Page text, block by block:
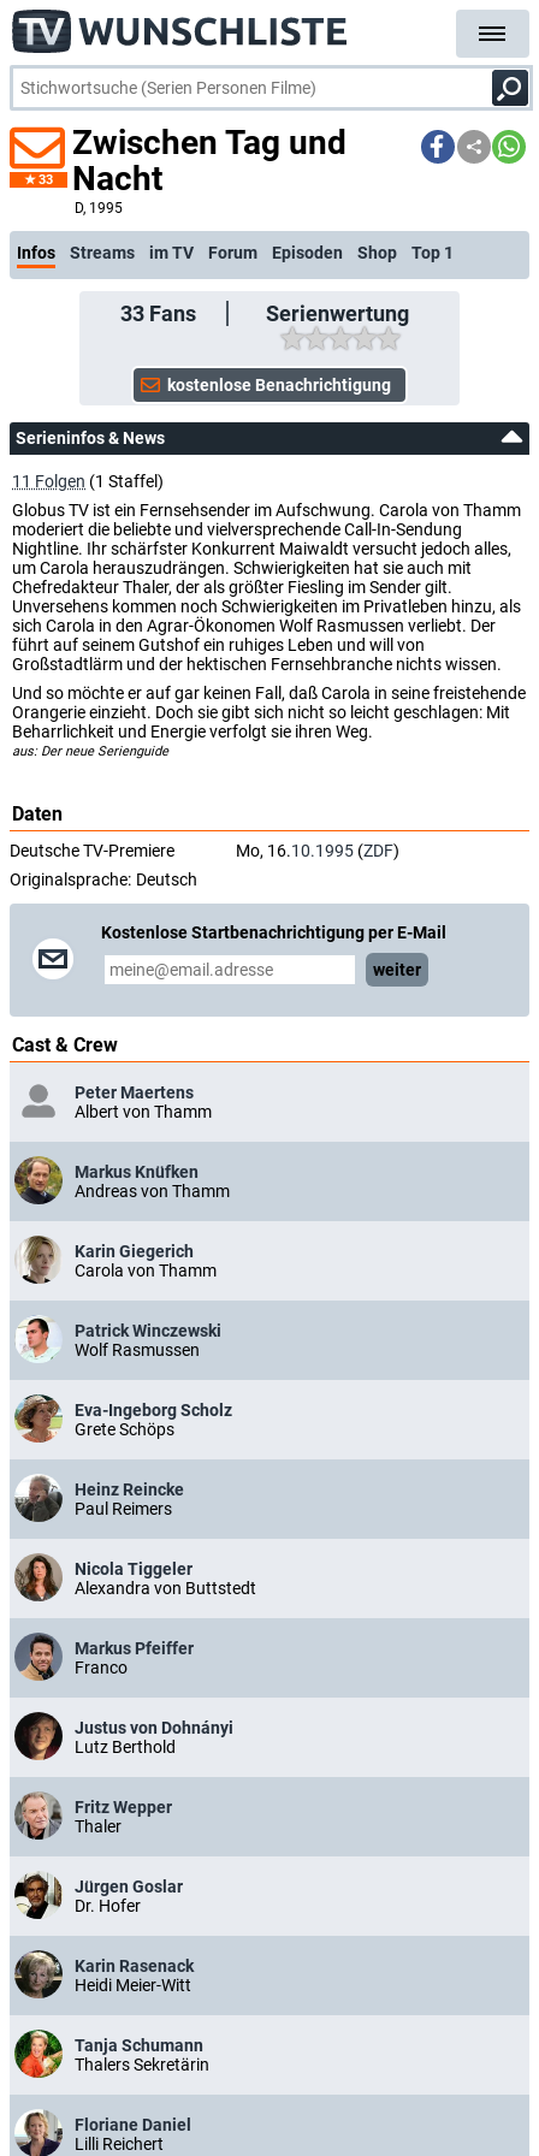
33
Zwischen Tag und
Nacht
D, 1995
kostenlose E-Mai
Infos Streams im TV Forum Episoden Shop Top 1
33Fans Serienwertung
Serieninfos & News
11 Folgen (1 Staffel)
Globus TV ist ein Fernsehsender im Aufschwung. Carola von Thamm
moderiert die beliebte und vielversprechende Call-In-Sendung
Nightline. Ihr schärfster Konkurrent Maiwaldt versucht jedoch alles,
um Carola herauszudrängen. Schwierigkeiten hat sie auch mit
Chefredakteur Thaler, der als größter Fiesling im Sender gilt.
Unversehens kommen noch Schwierigkeiten im Privatleben hinzu, als
sich Carola in den Agrar-Ökonomen Wolf Rasmussen verliebt. Der
führt auf seinem Gutshof ein ruhiges Leben und will von
Großstadtlärm und der hektischen Fernsehbranche nichts wissen.
Und so möchte er auf gar keinen Fall, daß Carola in seine freistehende
Orangerie einzieht. Doch sie gibt sich nicht so leicht geschlagen: Mit
Beharrlichkeit und Energie verfolgt sie ihren Weg.
aus: Der neue Serienguide
Daten
Deutsche TV-Premiere Mo, 16.10.1995 (ZDF)
Originalsprache: Deutsch
Kostenlose Startbenachrichtigung per E-Mail
weiter
Cast & Crew
Peter Maertens
Albert von Thamm
Markus Knüfken
Andreas von Thamm
Karin Giegerich
Carola von Thamm
Patrick Winczewski
Wolf Rasmussen
Eva-Ingeborg Scholz
Grete Schöps
Heinz Reincke
Paul Reimers
Nicola Tiggeler
Alexandra von Buttstedt
Markus Pfeiffer
Franco
Justus von Dohnányi
Lutz Berthold
Fritz Wepper
Thaler
Jürgen Goslar
Dr. Hofer
Karin Rasenack
Heidi Meier-Witt
Tanja Schumann
Thalers Sekretärin
Floriane Daniel
Lilli Reichert